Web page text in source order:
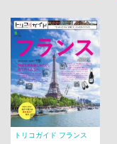
トリコガイド フランス